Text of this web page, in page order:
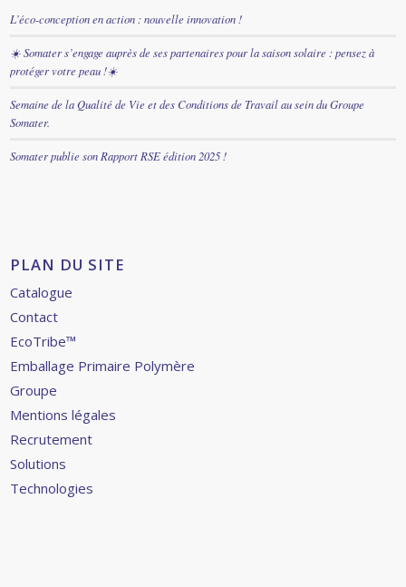
L’éco-conception en action : nouvelle innovation !
☀️ Somater s’engage auprès de ses partenaires pour la saison solaire : pensez à
protéger votre peau !☀️
Semaine de la Qualité de Vie et des Conditions de Travail au sein du Groupe
Somater.
Somater publie son Rapport RSE édition 2025 !
PLAN DU SITE
Catalogue
Contact
EcoTribe™
Emballage Primaire Polymère
Groupe
Mentions légales
Recrutement
Solutions
Technologies